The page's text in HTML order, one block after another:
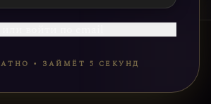
• ЗАЙМЁТ 5 СЕКУНД